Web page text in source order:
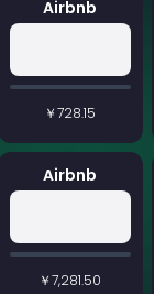
Airbnb
￥728.15
Airbnb
￥7,281.50